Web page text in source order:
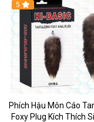
Hot
5
Phích Hậu Môn Cáo
Foxy Plug Kích Thích